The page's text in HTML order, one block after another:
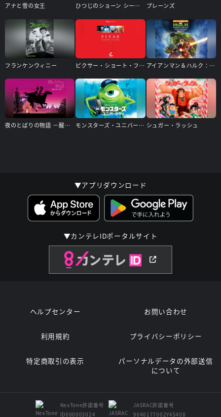
アナと雪の女王 ひつじのショーン シーズン4 プレーンズ
フランケンウィニー ピクサー・ショート・フィルム Vol.1 アイアンマン＆ハルク：奇跡のタッグ
夜のとばりの物語 －醒めない夢－ モンスターズ・ユニバーシティ シュガー・ラッシュ
▼アプリダウンロード
▼カンテレIDポータルサイト
ヘルプセンター お問い合わせ
利用規約 プライバシーポリシー
特定商取引の表示
パーソナルデータの外部送信
について
NexTone許諾番号
ID000003024
JASRAC許諾番号
9040177002Y45408